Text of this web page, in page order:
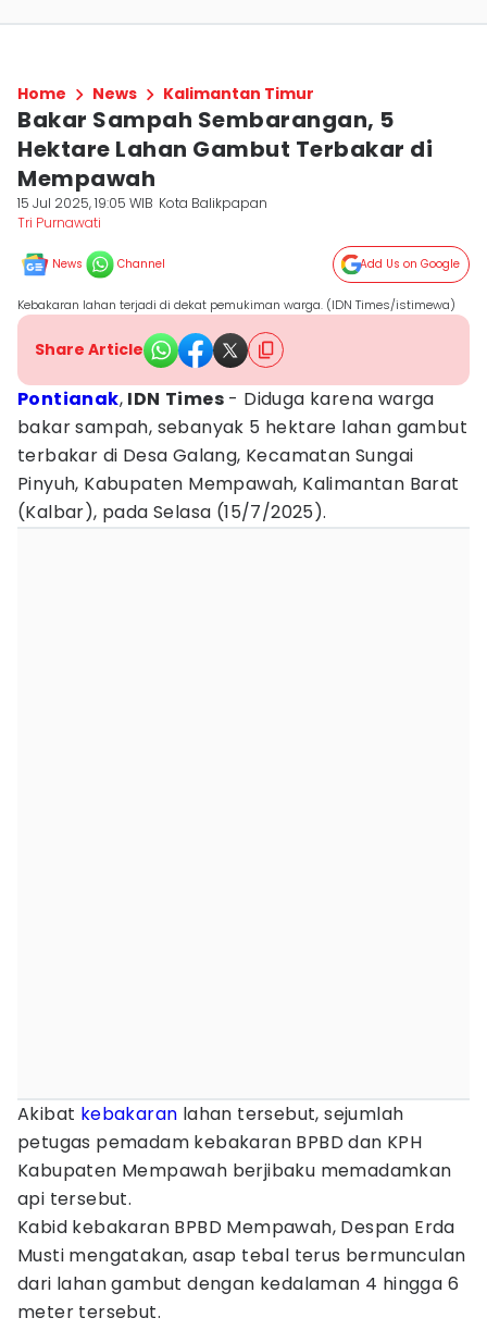
Home News Kalimantan Timur
Bakar Sampah Sembarangan, 5
Hektare Lahan Gambut Terbakar di
Mempawah
15 Jul 2025, 19:05 WIB Kota Balikpapan
Tri Purnawati
News Channel Add Us on Google
Kebakaran lahan terjadi di dekat pemukiman warga. (IDN Times/istimewa)
Share Article
Pontianak, IDN Times - Diduga karena warga
bakar sampah, sebanyak 5 hektare lahan gambut
terbakar di Desa Galang, Kecamatan Sungai
Pinyuh, Kabupaten Mempawah, Kalimantan Barat
(Kalbar), pada Selasa (15/7/2025).
Akibat kebakaran lahan tersebut, sejumlah
petugas pemadam kebakaran BPBD dan KPH
Kabupaten Mempawah berjibaku memadamkan
api tersebut.
Kabid kebakaran BPBD Mempawah, Despan Erda
Musti mengatakan, asap tebal terus bermunculan
dari lahan gambut dengan kedalaman 4 hingga 6
meter tersebut.